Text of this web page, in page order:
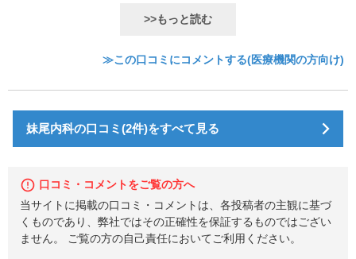
>>もっと読む
≫この口コミにコメントする(医療機関の方向け)
妹尾内科の口コミ(2件)をすべて見る
口コミ・コメントをご覧の方へ
当サイトに掲載の口コミ・コメントは、各投稿者の主観に基づ
くものであり、弊社ではその正確性を保証するものではござい
ません。 ご覧の方の自己責任においてご利用ください。